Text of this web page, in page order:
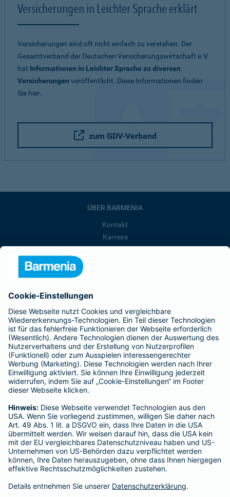
Versicherungen in Leichter Sprache erklärt
Versicherungen sind oft nicht einfach zu verstehen. Der
Gesamtverband der Deutschen Versicherungswirtschaft e.V.
hat Informationen in Leichter Sprache zu diversen
Versicherungen veröffentlicht. Diese Informationen finden
Sie hier.
zum GDV-Verband
ÜBER BARMENIA
Kontakt
Karriere
Barmenia ist Teil der BarmeniaGothaer
BELIEBTE SEITEN
Kranken-Zusatzversicherung
Tierversicherungen
Haftpflichtversicherung
Hausratversicherung
Adresse ändern
Schaden melden
Kilometerstandsmeldung
Serviceübersicht